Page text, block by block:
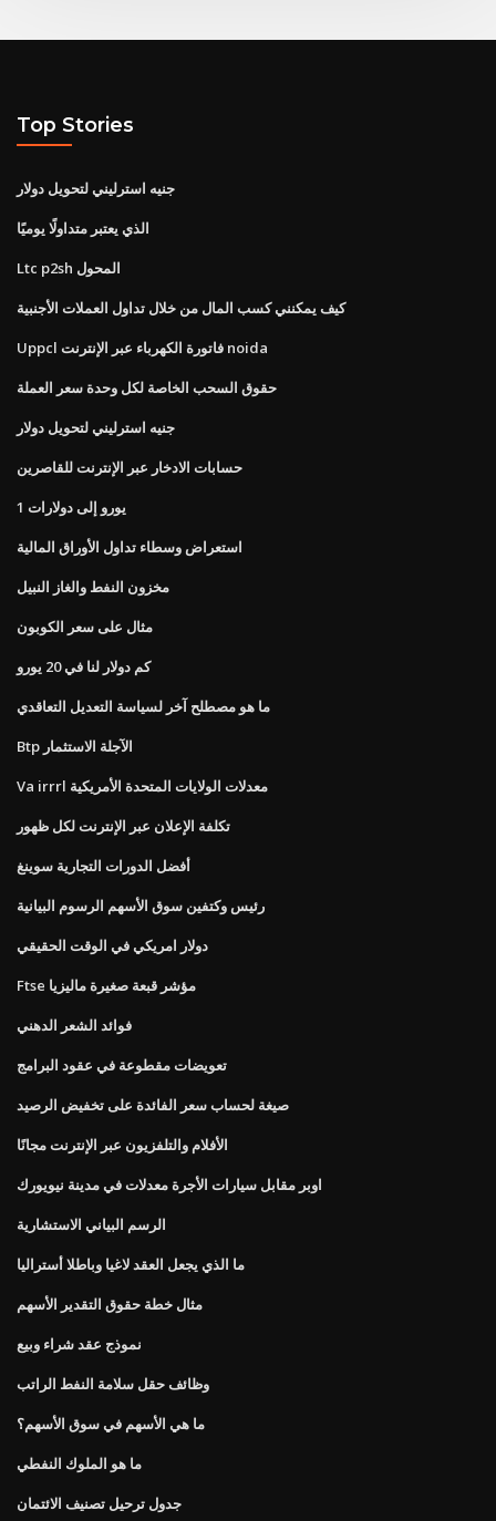
Top Stories
جنيه استرليني لتحويل دولار
الذي يعتبر متداولًا يوميًا
Ltc p2sh المحول
كيف يمكنني كسب المال من خلال تداول العملات الأجنبية
Uppcl فاتورة الكهرباء عبر الإنترنت noida
حقوق السحب الخاصة لكل وحدة سعر العملة
جنيه استرليني لتحويل دولار
حسابات الادخار عبر الإنترنت للقاصرين
1 يورو إلى دولارات
استعراض وسطاء تداول الأوراق المالية
مخزون النفط والغاز النبيل
مثال على سعر الكوبون
كم دولار لنا في 20 يورو
ما هو مصطلح آخر لسياسة التعديل التعاقدي
Btp الآجلة الاستثمار
Va irrrl معدلات الولايات المتحدة الأمريكية
تكلفة الإعلان عبر الإنترنت لكل ظهور
أفضل الدورات التجارية سوينغ
رئيس وكتفين سوق الأسهم الرسوم البيانية
دولار امريكي في الوقت الحقيقي
Ftse مؤشر قبعة صغيرة ماليزيا
فوائد الشعر الدهني
تعويضات مقطوعة في عقود البرامج
صيغة لحساب سعر الفائدة على تخفيض الرصيد
الأفلام والتلفزيون عبر الإنترنت مجانًا
اوبر مقابل سيارات الأجرة معدلات في مدينة نيويورك
الرسم البياني الاستشارية
ما الذي يجعل العقد لاغيا وباطلا أستراليا
مثال خطة حقوق التقدير الأسهم
نموذج عقد شراء وبيع
وظائف حقل سلامة النفط الراتب
ما هي الأسهم في سوق الأسهم؟
ما هو الملوك النفطي
جدول ترحيل تصنيف الائتمان